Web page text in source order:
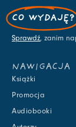
CO WYDAJĘ?
Sprawdź, zanim
NAWIGACJA
Książki
Promocja
Audiobooki